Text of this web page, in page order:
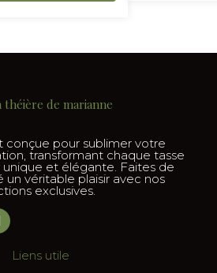
conçue pour sublimer votre
transformant chaque tasse
et élégante. Faites de
véritable plaisir avec nos
exclusives.
Liens utile